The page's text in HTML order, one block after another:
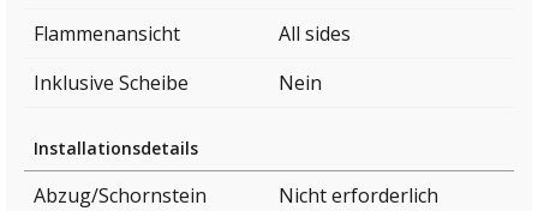
Flammenansicht
All sides
Inklusive Scheibe
Nein
Installationsdetails
Abzug/Schornstein
Nicht erforderlich